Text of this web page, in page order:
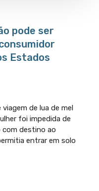
pode ser
Estados
de lua de mel
foi impedida de
com destino ao
entrar em solo